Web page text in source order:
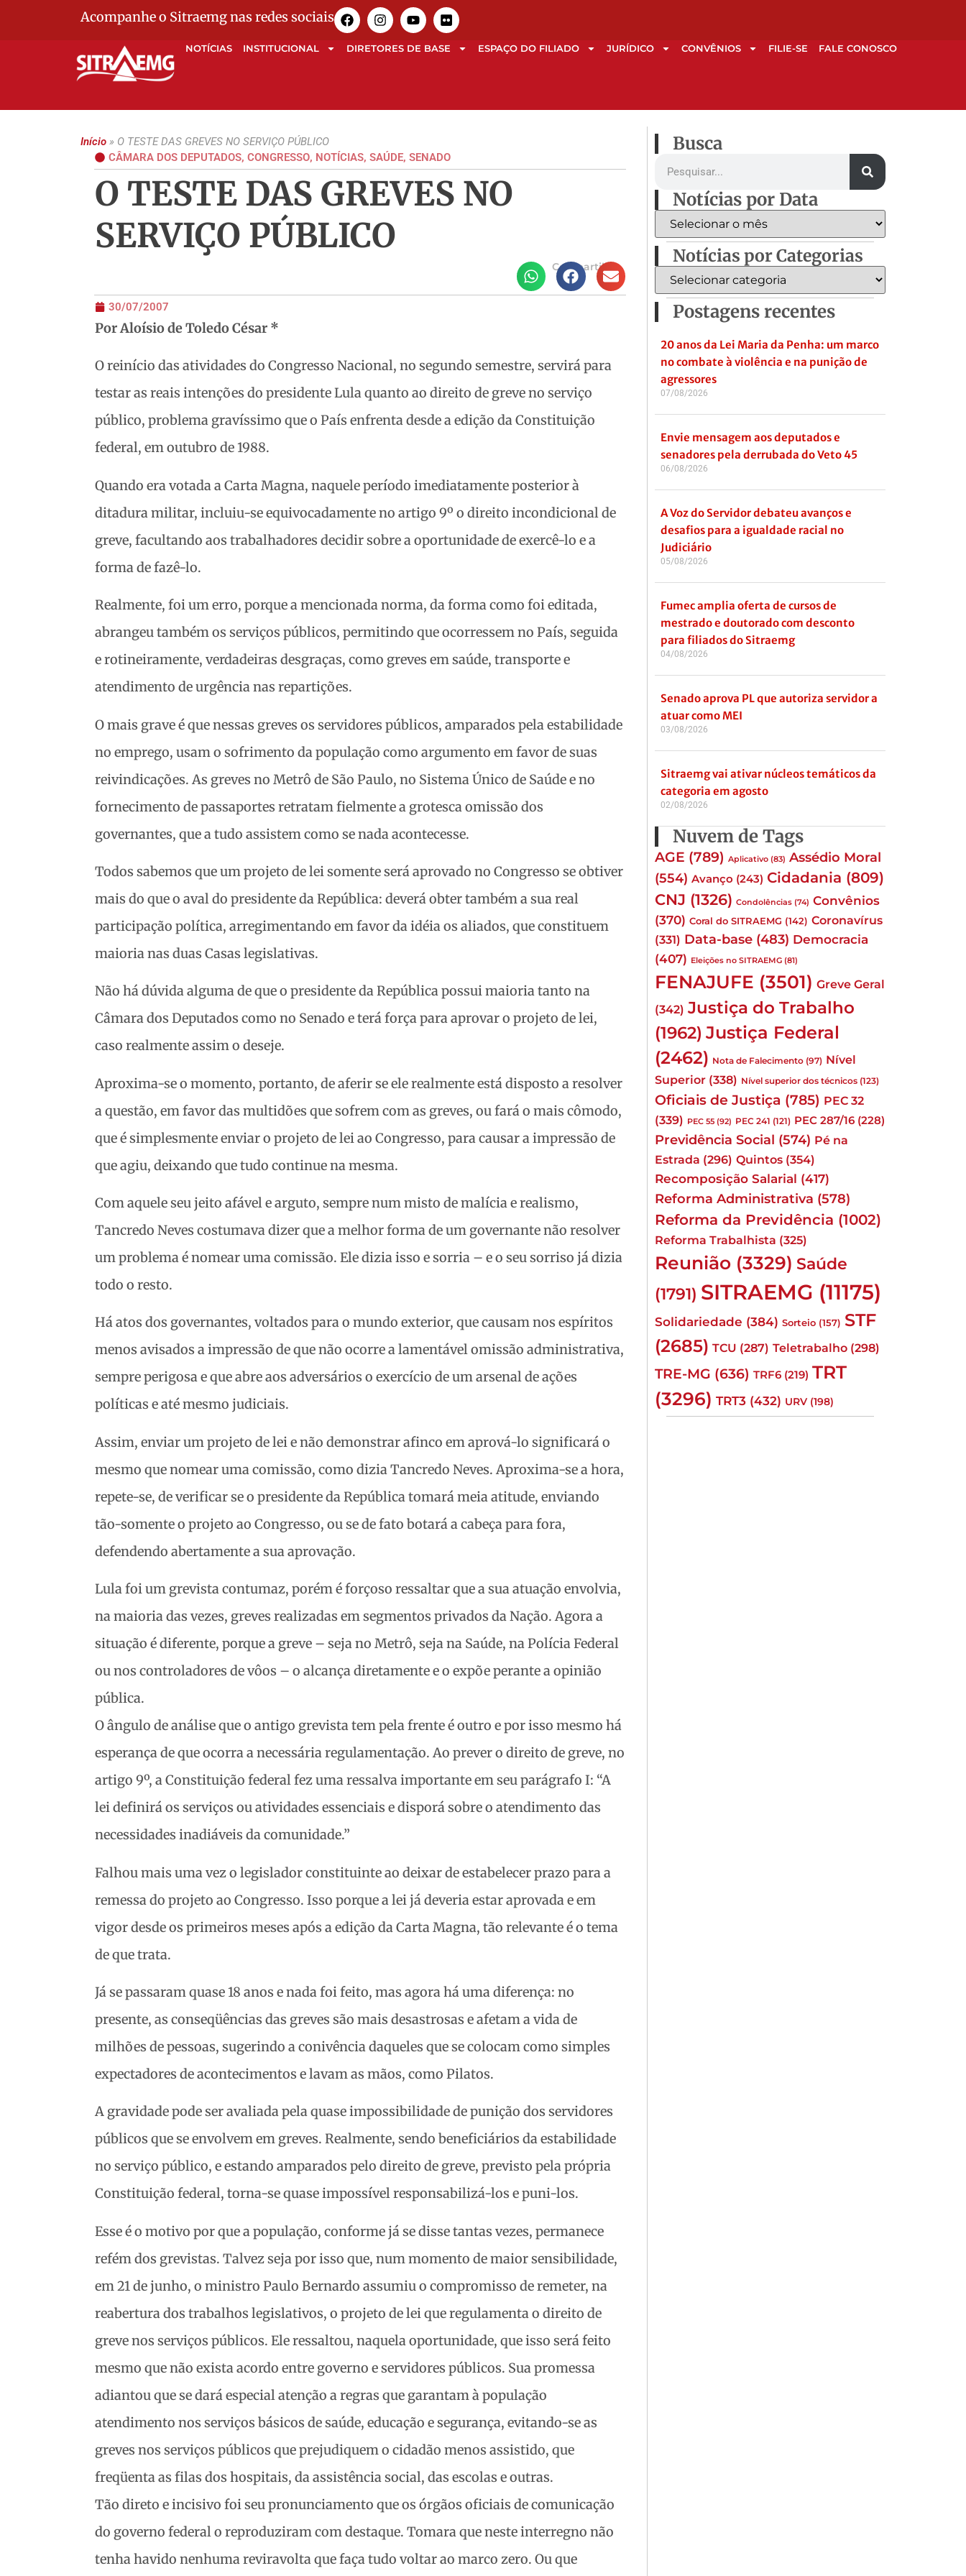
Acompanhe o Sitraemg nas redes sociais
NOTÍCIAS INSTITUCIONAL DIRETORES DE BASE ESPAÇO DO FILIADO JURÍDICO CONVÊNIOS FILIE-SE FALE CONOSCO
Início » O TESTE DAS GREVES NO SERVIÇO PÚBLICO
CÂMARA DOS DEPUTADOS, CONGRESSO, NOTÍCIAS, SAÚDE, SENADO
O TESTE DAS GREVES NO
SERVIÇO PÚBLICO
Compartilhe
30/07/2007
Por Aloísio de Toledo César *
O reinício das atividades do Congresso Nacional, no segundo semestre, servirá para
testar as reais intenções do presidente Lula quanto ao direito de greve no serviço
público, problema gravíssimo que o País enfrenta desde a edição da Constituição
federal, em outubro de 1988.
Quando era votada a Carta Magna, naquele período imediatamente posterior à
ditadura militar, incluiu-se equivocadamente no artigo 9º o direito incondicional de
greve, facultando aos trabalhadores decidir sobre a oportunidade de exercê-lo e a
forma de fazê-lo.
Realmente, foi um erro, porque a mencionada norma, da forma como foi editada,
abrangeu também os serviços públicos, permitindo que ocorressem no País, seguida
e rotineiramente, verdadeiras desgraças, como greves em saúde, transporte e
atendimento de urgência nas repartições.
O mais grave é que nessas greves os servidores públicos, amparados pela estabilidade
no emprego, usam o sofrimento da população como argumento em favor de suas
reivindicações. As greves no Metrô de São Paulo, no Sistema Único de Saúde e no
fornecimento de passaportes retratam fielmente a grotesca omissão dos
governantes, que a tudo assistem como se nada acontecesse.
Todos sabemos que um projeto de lei somente será aprovado no Congresso se obtiver
mais do que o aval do presidente da República: deverá obter também a sua real
participação política, arregimentando em favor da idéia os aliados, que constituem
maioria nas duas Casas legislativas.
Não há dúvida alguma de que o presidente da República possui maioria tanto na
Câmara dos Deputados como no Senado e terá força para aprovar o projeto de lei,
caso realmente assim o deseje.
Aproxima-se o momento, portanto, de aferir se ele realmente está disposto a resolver
a questão, em favor das multidões que sofrem com as greves, ou fará o mais cômodo,
que é simplesmente enviar o projeto de lei ao Congresso, para causar a impressão de
que agiu, deixando que tudo continue na mesma.
Com aquele seu jeito afável e arguto, sempre num misto de malícia e realismo,
Tancredo Neves costumava dizer que a melhor forma de um governante não resolver
um problema é nomear uma comissão. Ele dizia isso e sorria – e o seu sorriso já dizia
todo o resto.
Há atos dos governantes, voltados para o mundo exterior, que causam nos espíritos
menos avisados a impressão de que não ocorre a lamentável omissão administrativa,
sempre perigosa e que abre aos adversários o exercício de um arsenal de ações
políticas e até mesmo judiciais.
Assim, enviar um projeto de lei e não demonstrar afinco em aprová-lo significará o
mesmo que nomear uma comissão, como dizia Tancredo Neves. Aproxima-se a hora,
repete-se, de verificar se o presidente da República tomará meia atitude, enviando
tão-somente o projeto ao Congresso, ou se de fato botará a cabeça para fora,
defendendo abertamente a sua aprovação.
Lula foi um grevista contumaz, porém é forçoso ressaltar que a sua atuação envolvia,
na maioria das vezes, greves realizadas em segmentos privados da Nação. Agora a
situação é diferente, porque a greve – seja no Metrô, seja na Saúde, na Polícia Federal
ou nos controladores de vôos – o alcança diretamente e o expõe perante a opinião
pública.
O ângulo de análise que o antigo grevista tem pela frente é outro e por isso mesmo há
esperança de que ocorra a necessária regulamentação. Ao prever o direito de greve, no
artigo 9º, a Constituição federal fez uma ressalva importante em seu parágrafo I: “A
lei definirá os serviços ou atividades essenciais e disporá sobre o atendimento das
necessidades inadiáveis da comunidade.”
Falhou mais uma vez o legislador constituinte ao deixar de estabelecer prazo para a
remessa do projeto ao Congresso. Isso porque a lei já deveria estar aprovada e em
vigor desde os primeiros meses após a edição da Carta Magna, tão relevante é o tema
de que trata.
Já se passaram quase 18 anos e nada foi feito, mas agora há uma diferença: no
presente, as conseqüências das greves são mais desastrosas e afetam a vida de
milhões de pessoas, sugerindo a conivência daqueles que se colocam como simples
expectadores de acontecimentos e lavam as mãos, como Pilatos.
A gravidade pode ser avaliada pela quase impossibilidade de punição dos servidores
públicos que se envolvem em greves. Realmente, sendo beneficiários da estabilidade
no serviço público, e estando amparados pelo direito de greve, previsto pela própria
Constituição federal, torna-se quase impossível responsabilizá-los e puni-los.
Esse é o motivo por que a população, conforme já se disse tantas vezes, permanece
refém dos grevistas. Talvez seja por isso que, num momento de maior sensibilidade,
em 21 de junho, o ministro Paulo Bernardo assumiu o compromisso de remeter, na
reabertura dos trabalhos legislativos, o projeto de lei que regulamenta o direito de
greve nos serviços públicos. Ele ressaltou, naquela oportunidade, que isso será feito
mesmo que não exista acordo entre governo e servidores públicos. Sua promessa
adiantou que se dará especial atenção a regras que garantam à população
atendimento nos serviços básicos de saúde, educação e segurança, evitando-se as
greves nos serviços públicos que prejudiquem o cidadão menos assistido, que
freqüenta as filas dos hospitais, da assistência social, das escolas e outras.
Tão direto e incisivo foi seu pronunciamento que os órgãos oficiais de comunicação
do governo federal o reproduziram com destaque. Tomara que neste interregno não
tenha havido nenhuma reviravolta que faça tudo voltar ao marco zero. Ou que
Busca
Notícias por Data
Notícias por Categorias
Postagens recentes
20 anos da Lei Maria da Penha: um marco
no combate à violência e na punição de
agressores
07/08/2026
Envie mensagem aos deputados e
senadores pela derrubada do Veto 45
06/08/2026
A Voz do Servidor debateu avanços e
desafios para a igualdade racial no
Judiciário
05/08/2026
Fumec amplia oferta de cursos de
mestrado e doutorado com desconto
para filiados do Sitraemg
04/08/2026
Senado aprova PL que autoriza servidor a
atuar como MEI
03/08/2026
Sitraemg vai ativar núcleos temáticos da
categoria em agosto
02/08/2026
Nuvem de Tags
AGE (789) Aplicativo (83) Assédio Moral
(554) Avanço (243) Cidadania (809)
CNJ (1326) Condolências (74) Convênios
(370) Coral do SITRAEMG (142) Coronavírus
(331) Data-base (483) Democracia
(407) Eleições no SITRAEMG (81)
FENAJUFE (3501) Greve Geral
(342) Justiça do Trabalho
(1962) Justiça Federal
(2462) Nota de Falecimento (97) Nível
Superior (338) Nível superior dos técnicos (123)
Oficiais de Justiça (785) PEC 32
(339) PEC 55 (92) PEC 241 (121) PEC 287/16 (228)
Previdência Social (574) Pé na
Estrada (296) Quintos (354)
Recomposição Salarial (417)
Reforma Administrativa (578)
Reforma da Previdência (1002)
Reforma Trabalhista (325)
Reunião (3329) Saúde
(1791) SITRAEMG (11175)
Solidariedade (384) Sorteio (157) STF
(2685) TCU (287) Teletrabalho (298)
TRE-MG (636) TRF6 (219) TRT
(3296) TRT3 (432) URV (198)